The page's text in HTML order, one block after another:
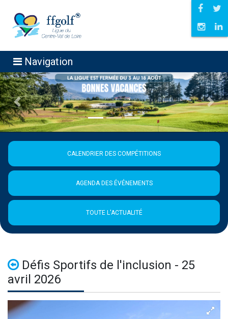
Navigation
Précédent
CALENDRIER DES COMPÉTITIONS
AGENDA DES ÉVÉNEMENTS
TOUTE L'ACTUALITÉ
Défis Sportifs de l'inclusion - 25
avril 2026